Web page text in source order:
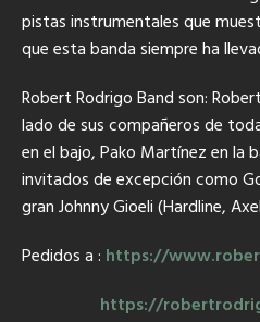
pistas instrumentales que
que esta banda siempre ha
Robert Rodrigo Band son:
lado de sus compañeros de
en el bajo, Pako Martínez en la
invitados de excepción como
gran Johnny Gioeli (Hardline,
Pedidos a : https://
https://